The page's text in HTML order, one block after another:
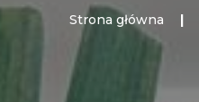
Strona główna